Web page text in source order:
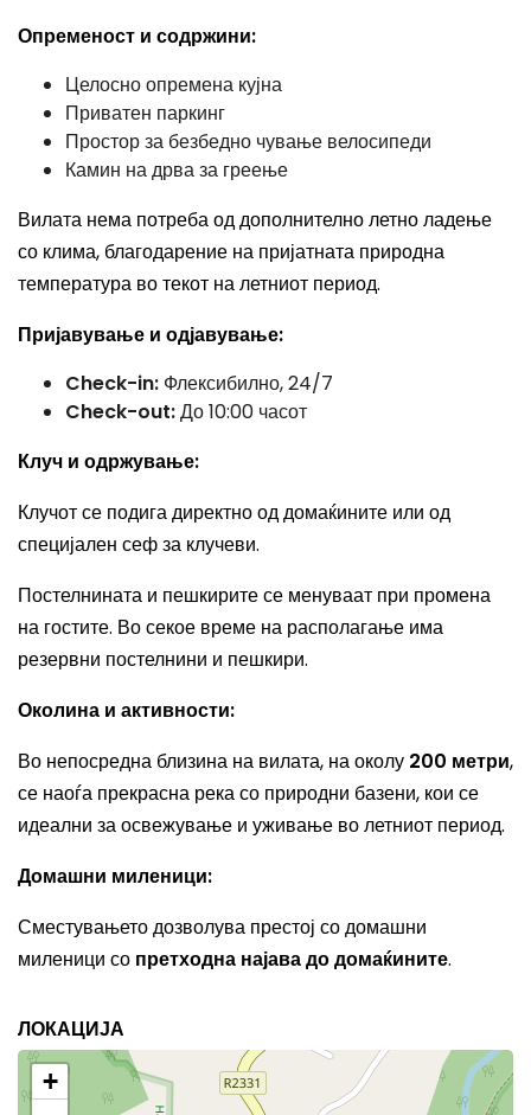
Опременост и содржини:
Целосно опремена кујна
Приватен паркинг
Простор за безбедно чување велосипеди
Камин на дрва за греење
Вилата нема потреба од дополнително летно ладење
со клима, благодарение на пријатната природна
температура во текот на летниот период.
Пријавување и одјавување:
Check-in: Флексибилно, 24/7
Check-out:До 10:00 часот
Клуч и одржување:
Клучот се подига директно од домаќините или од
специјален сеф за клучеви.
Постелнината и пешкирите се менуваат при промена
на гостите. Во секое време на располагање има
резервни постелнини и пешкири.
Околина и активности:
Во непосредна близина на вилата, на околу 200 метри,
се наоѓа прекрасна река со природни базени, кои се
идеални за освежување и уживање во летниот период.
Домашни миленици:
Сместувањето дозволува престој со домашни
миленици со претходна најава до домаќините.
ЛОКАЦИЈА
+